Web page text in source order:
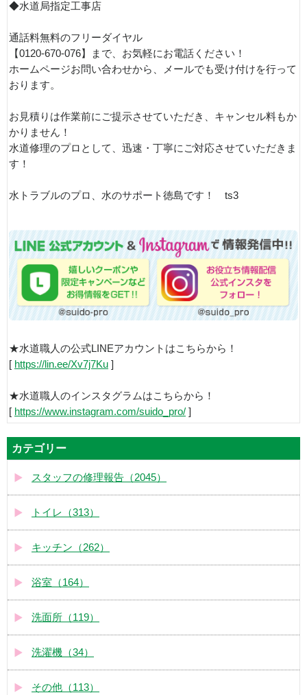
◆水道局指定工事店
通話料無料のフリーダイヤル
【0120-670-076】まで、お気軽にお電話ください！
ホームページお問い合わせから、メールでも受け付けを行って
おります。
お見積りは作業前にご提示させていただき、キャンセル料もか
かりません！
水道修理のプロとして、迅速・丁寧にご対応させていただきま
す！
水トラブルのプロ、水のサポート徳島です！ ts3
★水道職人の公式LINEアカウントはこちらから！
[ https://lin.ee/Xv7j7Ku ]
★水道職人のインスタグラムはこちらから！
[ https://www.instagram.com/suido_pro/ ]
カテゴリー
スタッフの修理報告（2045）
トイレ（313）
キッチン（262）
浴室（164）
洗面所（119）
洗濯機（34）
その他（113）